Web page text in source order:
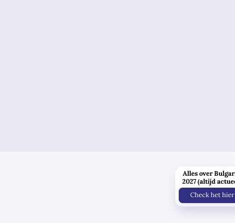
Alles over
2027 (altijd
Check het hier